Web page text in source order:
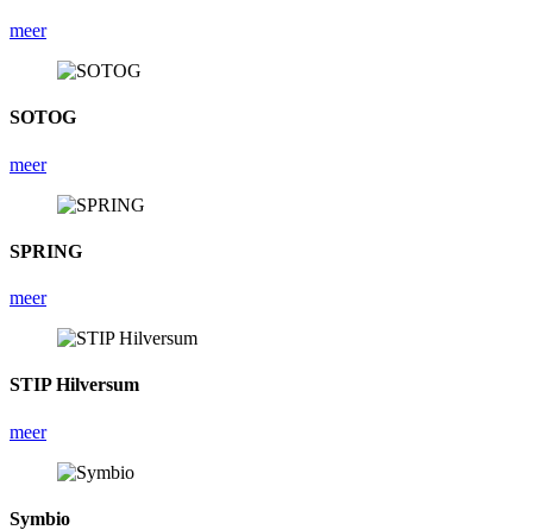
meer
SOTOG
meer
SPRING
meer
STIP Hilversum
meer
Symbio